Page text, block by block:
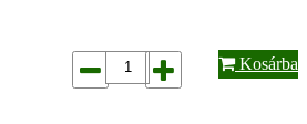
Kosárba